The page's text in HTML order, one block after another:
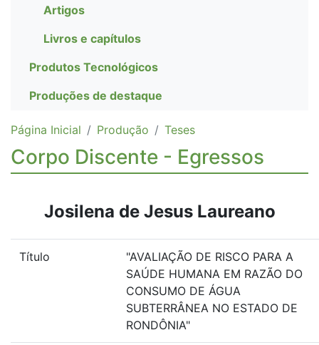
Artigos
Livros e capítulos
Produtos Tecnológicos
Produções de destaque
Página Inicial Produção Teses
Corpo Discente - Egressos
Josilena de Jesus Laureano
Título
"AVALIAÇÃO DE RISCO PARA A
SAÚDE HUMANA EM RAZÃO DO
CONSUMO DE ÁGUA
SUBTERRÂNEA NO ESTADO DE
RONDÔNIA"